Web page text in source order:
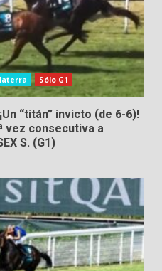
Sólo G1
“titán” invicto (de 6-6)!
vez consecutiva a
S. (G1)